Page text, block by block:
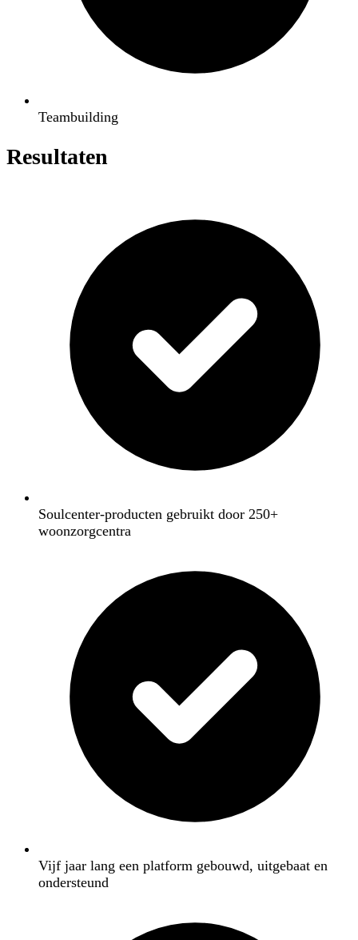
Teambuilding
Resultaten
Soulcenter-producten gebruikt door 250+
woonzorgcentra
Vijf jaar lang een platform gebouwd, uitgebaat en
ondersteund